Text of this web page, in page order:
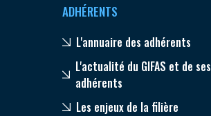
ADHÉRENTS
L'annuaire des adhérents
L'actualité du GIFAS et de ses
adhérents
Les enjeux de la filière